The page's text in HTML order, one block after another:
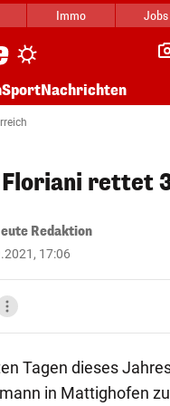
Immo Jobs
SportNachrichten
rettet
Redaktion
17:06
Tagen dieses
in Mattighofen